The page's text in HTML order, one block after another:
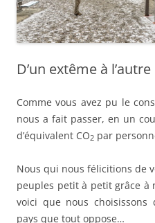
D’un extême à l’autre
Comme vous avez pu le
nous a fait passer, en un
d’équivalent CO2 par
Nous qui nous félicitions de
peuples petit à petit grâce à
voici que nous
pays que tout oppose…